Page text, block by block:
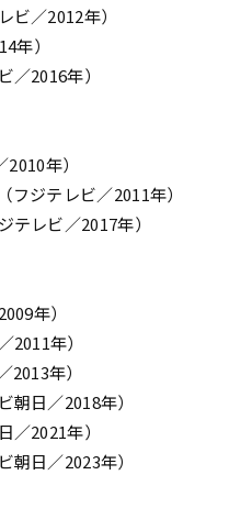
ビ／2012年）
年）
／2016年）
年）
フジテレビ／2011年）
テレビ／2017年）
年）
2011年）
2013年）
朝日／2018年）
／2021年）
朝日／2023年）